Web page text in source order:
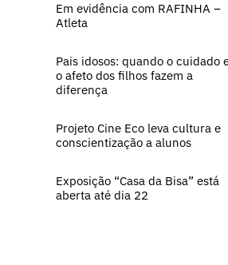
Em evidência com RAFINHA –
Atleta
Pais idosos: quando o cuidado
o afeto dos filhos fazem a
diferença
Projeto Cine Eco leva cultura e
conscientização a alunos
Exposição “Casa da Bisa” está
aberta até dia 22